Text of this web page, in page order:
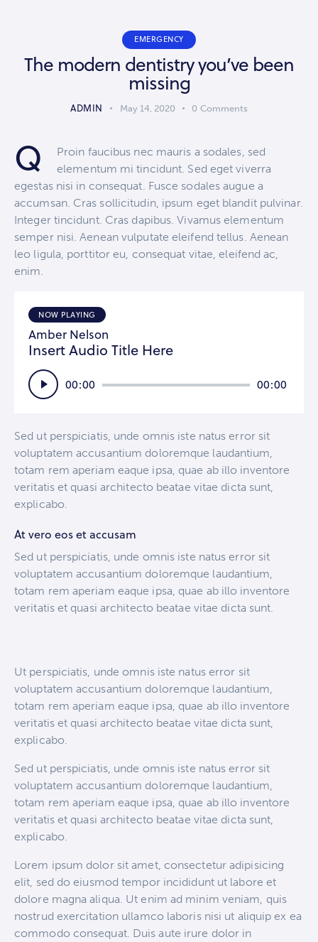
EMERGENCY
The modern dentistry you’ve been
missing
ADMIN May 14, 2020 0 Comments
Q
Proin faucibus nec mauris a sodales, sed
elementum mi tincidunt. Sed eget viverra
egestas nisi in consequat. Fusce sodales augue a
accumsan. Cras sollicitudin, ipsum eget blandit pulvinar.
Integer tincidunt. Cras dapibus. Vivamus elementum
semper nisi. Aenean vulputate eleifend tellus. Aenean
leo ligula, porttitor eu, consequat vitae, eleifend ac,
enim.
NOW PLAYING
Amber Nelson
Insert Audio Title Here
Audio
Player
00:00 00:00
Sed ut perspiciatis, unde omnis iste natus error sit
voluptatem accusantium doloremque laudantium,
totam rem aperiam eaque ipsa, quae ab illo inventore
veritatis et quasi architecto beatae vitae dicta sunt,
explicabo.
At vero eos et accusam
Sed ut perspiciatis, unde omnis iste natus error sit
voluptatem accusantium doloremque laudantium,
totam rem aperiam eaque ipsa, quae ab illo inventore
veritatis et quasi architecto beatae vitae dicta sunt.
Ut perspiciatis, unde omnis iste natus error sit
voluptatem accusantium doloremque laudantium,
totam rem aperiam eaque ipsa, quae ab illo inventore
veritatis et quasi architecto beatae vitae dicta sunt,
explicabo.
Sed ut perspiciatis, unde omnis iste natus error sit
voluptatem accusantium doloremque laudantium,
totam rem aperiam eaque ipsa, quae ab illo inventore
veritatis et quasi architecto beatae vitae dicta sunt,
explicabo.
Lorem ipsum dolor sit amet, consectetur adipisicing
elit, sed do eiusmod tempor incididunt ut labore et
dolore magna aliqua. Ut enim ad minim veniam, quis
nostrud exercitation ullamco laboris nisi ut aliquip ex ea
commodo consequat. Duis aute irure dolor in